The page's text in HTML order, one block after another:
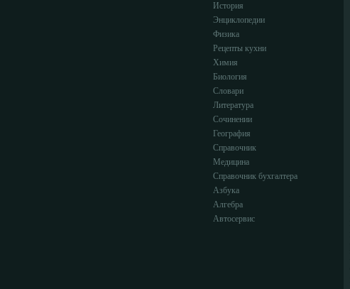
История
Энциклопедии
Физика
Рецепты кухни
Химия
Биология
Словари
Литература
Сочинении
География
Справочник
Медицина
Справочник бухгалтера
Азбука
Алгебра
Автосервис